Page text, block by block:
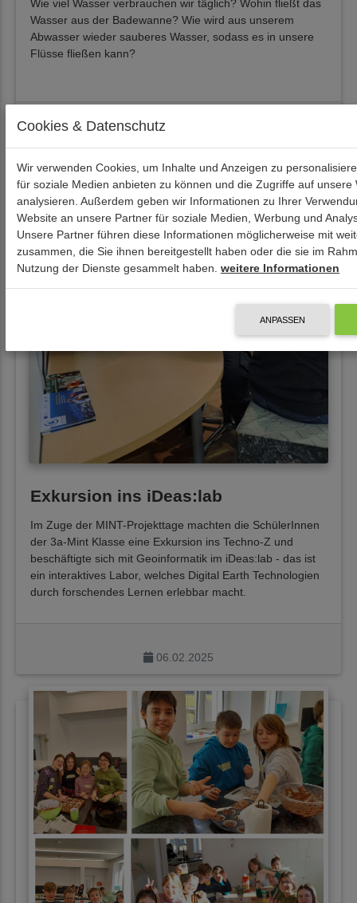
Wie viel Wasser verbrauchen wir täglich? Wohin fließt das
Wasser aus der Badewanne? Wie wird aus unserem
Abwasser wieder sauberes Wasser, sodass es in unsere
Flüsse fließen kann?
14.03.2025
Exkursion ins iDeas:lab
Im Zuge der MINT-Projekttage machten die SchülerInnen
der 3a-Mint Klasse eine Exkursion ins Techno-Z und
beschäftigte sich mit Geoinformatik im iDeas:lab - das ist
ein interaktives Labor, welches Digital Earth Technologien
durch forschendes Lernen erlebbar macht.
06.02.2025
Cookies & Datenschutz
Wir verwenden Cookies, um Inhalte und Anzeigen zu
für soziale Medien anbieten zu können und die Zugriffe auf unsere
analysieren. Außerdem geben wir Informationen zu Ihrer
Website an unsere Partner für soziale Medien, Werbung und
Unsere Partner führen diese Informationen möglicherweise mit
zusammen, die Sie ihnen bereitgestellt haben oder die sie im
Nutzung der Dienste gesammelt haben. weitere Informationen
ANPASSEN